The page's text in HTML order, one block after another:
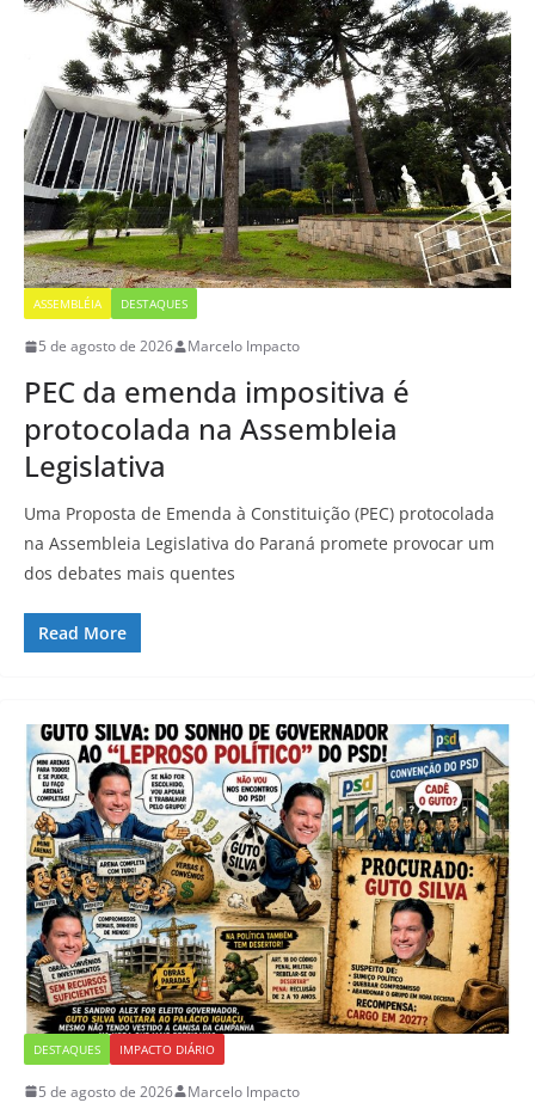
ASSEMBLÉIA DESTAQUES
5 de agosto de 2026 Marcelo Impacto
PEC da emenda impositiva é
protocolada na Assembleia
Legislativa
Uma Proposta de Emenda à Constituição (PEC) protocolada
na Assembleia Legislativa do Paraná promete provocar um
dos debates mais quentes
Read More
DESTAQUES IMPACTO DIÁRIO
5 de agosto de 2026 Marcelo Impacto